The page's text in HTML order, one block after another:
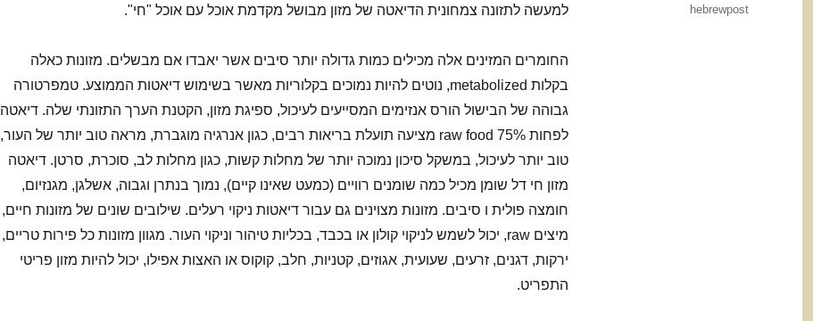
למעשה לתזונה צמחונית הדיאטה של מזון מבושל מקדמת אוכל עם אוכל "חי".
החומרים המזינים אלה מכילים כמות גדולה יותר סיבים אשר יאבדו אם מבשלים. מזונות כאלה
בקלות metabolized, נוטים להיות נמוכים בקלוריות מאשר בשימוש דיאטות הממוצע. טמפרטורה
גבוהה של הבישול הורס אנזימים המסייעים לעיכול, ספיגת מזון, הקטנת הערך התזונתי שלה. דיאטה
לפחות 75% raw food מציעה תועלת בריאות רבים, כגון אנרגיה מוגברת, מראה טוב יותר של העור,
טוב יותר לעיכול, במשקל סיכון נמוכה יותר של מחלות קשות, כגון מחלות לב, סוכרת, סרטן. דיאטה
מזון חי דל שומן מכיל כמה שומנים רוויים (כמעט שאינו קיים), נמוך בנתרן וגבוה, אשלגן, מגנזיום,
חומצה פולית ו סיבים. מזונות מצוינים גם עבור דיאטות ניקוי רעלים. שילובים שונים של מזונות חיים,
מיצים raw, יכול לשמש לניקוי קולון או בכבד, בכליות טיהור וניקוי העור. מגוון מזונות כל פירות טריים,
ירקות, דגנים, זרעים, שעועית, אגוזים, קטניות, חלב, קוקוס או האצות אפילו, יכול להיות מזון פריטי
התפריט.
Tags
hebrewpost